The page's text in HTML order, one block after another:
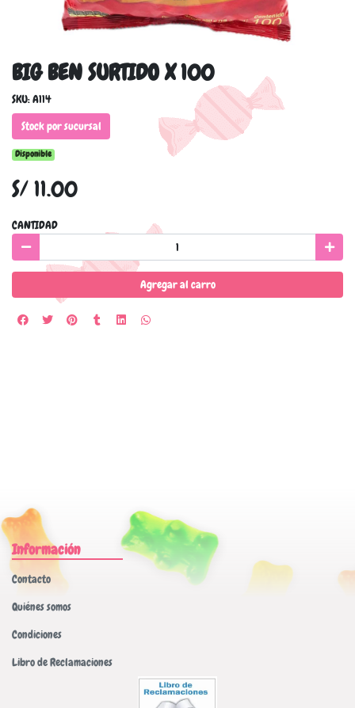
BIG BEN SURTIDO X 100
SKU: A114
Stock por sucursal
Disponible
S/ 11.00
CANTIDAD
Agregar al carro
Información
Contacto
Quiénes somos
Condiciones
Libro de Reclamaciones